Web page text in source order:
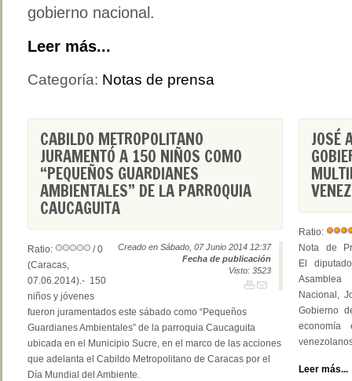
gobierno nacional.
Leer más...
Categoría: Notas de prensa
CABILDO METROPOLITANO
JURAMENTÓ A 150 NIÑOS COMO
“PEQUEÑOS GUARDIANES
AMBIENTALES” DE LA PARROQUIA
CAUCAGUITA
Creado en Sábado, 07 Junio 2014 12:37
Fecha de publicación
Visto: 3523
Ratio:
/ 0
(Caracas,
07.06.2014).- 150
niños y jóvenes
fueron juramentados este sábado como “Pequeños
Guardianes Ambientales” de la parroquia Caucaguita
ubicada en el Municipio Sucre, en el marco de las acciones
que adelanta el Cabildo Metropolitano de Caracas por el
Día Mundial del Ambiente.
JOSÉ
Ratio:
Nota de
El
Asamblea
Nacional,
Gobierno
Leer más...